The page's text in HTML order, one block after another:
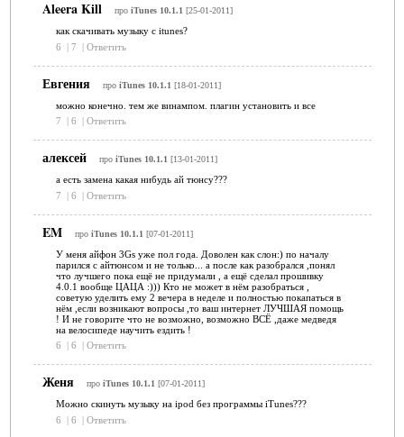
Aleera Kill про iTunes 10.1.1 [25-01-2011]
как скачивать музыку с itunes?
6
| 7 | Ответить
Евгения про iTunes 10.1.1 [18-01-2011]
можно конечно. тем же винампом. плагин установить и все
7
| 6 | Ответить
алексей про iTunes 10.1.1 [13-01-2011]
а есть замена какая нибудь ай тюнсу???
7
| 6 | Ответить
EM про iTunes 10.1.1 [07-01-2011]
У меня айфон 3Gs уже пол года. Доволен как слон:) по началу
парился с айтюнсом и не только... а после как разобрался ,понял
что лучшего пока ещё не придумали , а ещё сделал прошивку
4.0.1 вообще ЦАЦА :))) Кто не может в нём разобраться ,
советую уделить ему 2 вечера в неделе и полностью покапаться в
нём ,если возникают вопросы ,то ваш интернет ЛУЧШАЯ помощь
! И не говорите что не возможно, возможно ВСЁ ,даже медведя
на велосипеде научить ездить !
6
| 6 | Ответить
Женя про iTunes 10.1.1 [07-01-2011]
Можно скинуть музыку на ipod без программы iTunes???
6
| 6 | Ответить